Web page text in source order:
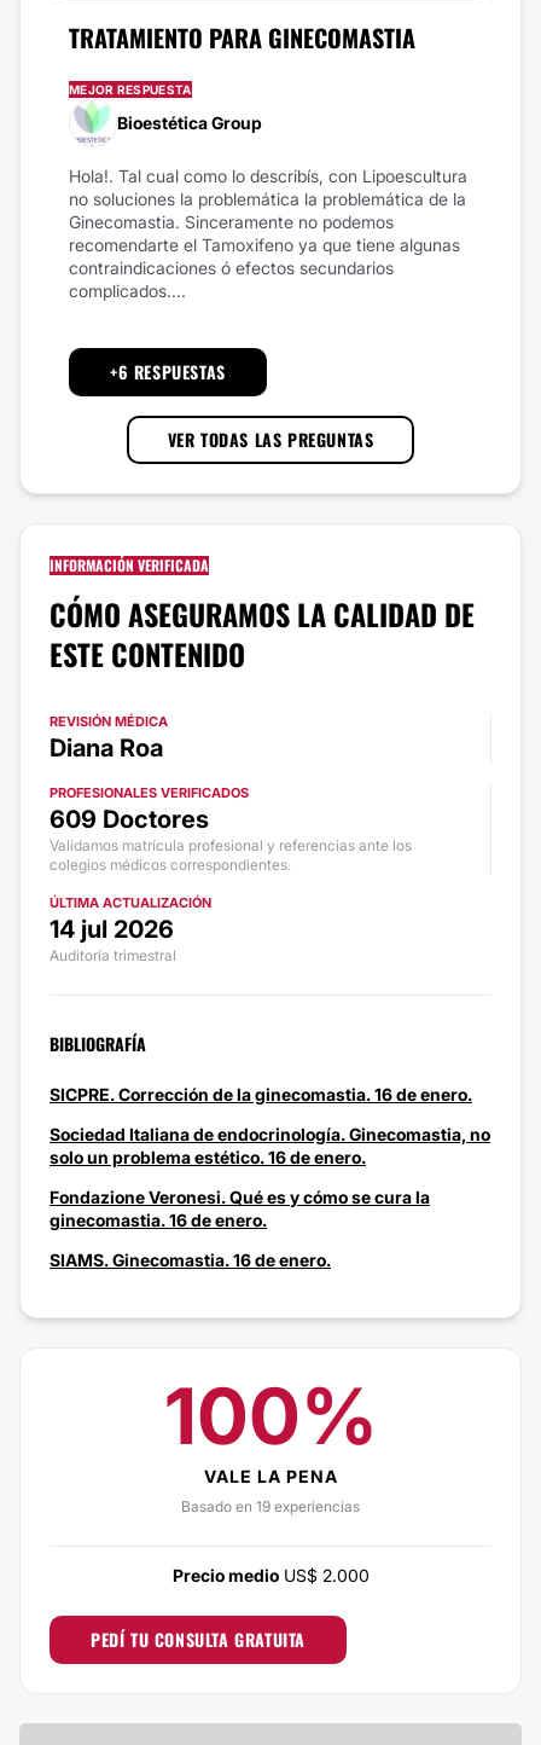
TRATAMIENTO PARA GINECOMASTIA
MEJOR RESPUESTA
Bioestética Group
Hola!. Tal cual como lo describís, con Lipoescultura
no soluciones la problemática la problemática de la
Ginecomastia. Sinceramente no podemos
recomendarte el Tamoxifeno ya que tiene algunas
contraindicaciones ó efectos secundarios
complicados....
+6 RESPUESTAS
VER TODAS LAS PREGUNTAS
INFORMACIÓN VERIFICADA
CÓMO ASEGURAMOS LA CALIDAD DE
ESTE CONTENIDO
REVISIÓN MÉDICA
Diana Roa
PROFESIONALES VERIFICADOS
609 Doctores
Validamos matrícula profesional y referencias ante los
colegios médicos correspondientes.
ÚLTIMA ACTUALIZACIÓN
14 jul 2026
Auditoría trimestral
BIBLIOGRAFÍA
SICPRE. Corrección de la ginecomastia. 16 de enero.
Sociedad Italiana de endocrinología. Ginecomastia, no
solo un problema estético. 16 de enero.
Fondazione Veronesi. Qué es y cómo se cura la
ginecomastia. 16 de enero.
SIAMS. Ginecomastia. 16 de enero.
100%
VALE LA PENA
Basado en 19 experiencias
Precio medioUS$ 2.000
PEDÍ TU CONSULTA GRATUITA